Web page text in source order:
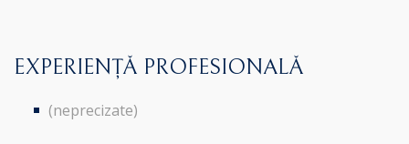
EXPERIENȚĂ PROFESIONALĂ
(neprecizate)